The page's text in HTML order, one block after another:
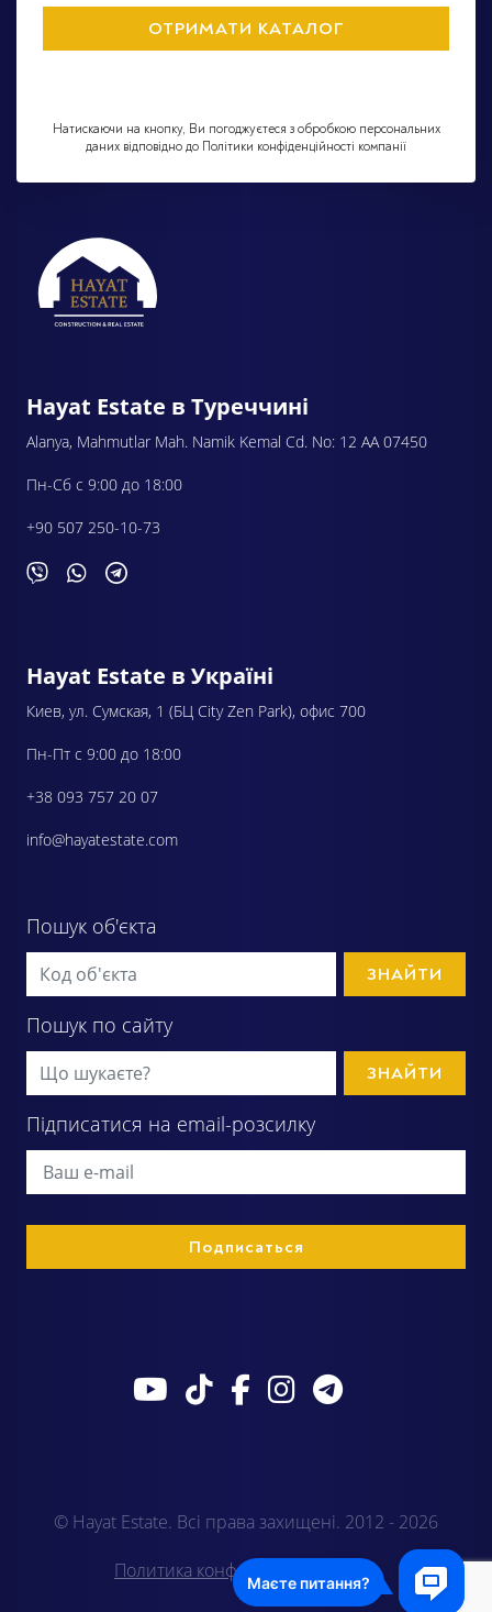
Натискаючи на кнопку, Ви погоджуєтеся з обробкою персональних
даних відповідно до Політики конфіденційності компанії
Hayat Estate в Туреччині
Alanya, Mahmutlar Mah. Namik Kemal Cd. No: 12 AA 07450
Пн-Сб с 9:00 до 18:00
+90 507 250-10-73
Hayat Estate в Україні
Киев, ул. Сумская, 1 (БЦ City Zen Park), офис 700
Пн-Пт с 9:00 до 18:00
+38 093 757 20 07
info@hayatestate.com
Пошук об'єкта
ЗНАЙТИ
Пошук по сайту
ЗНАЙТИ
Підписатися на email-розсилку
© Hayat Estate. Всі права захищені. 2012 - 2026
Политика конфиденциальности